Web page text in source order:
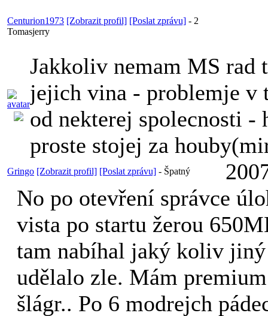
Centurion1973 [Zobrazit profil] [Poslat zprávu] - 2
Tomasjerry
Jakkoliv nemam MS rad
jejich vina - problemje v
od nekterej spolecnosti -
proste stojej za
Gringo [Zobrazit profil] [Poslat zprávu] - Špatný
No po otevření správce
vista po startu žerou
tam nabíhal jaký koliv
udělalo zle. Mám
šlágr.. Po 6 modrejch